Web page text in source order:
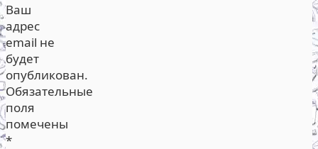
Ваш
адрес
email не
будет
опубликован.
Обязательные
поля
помечены
*